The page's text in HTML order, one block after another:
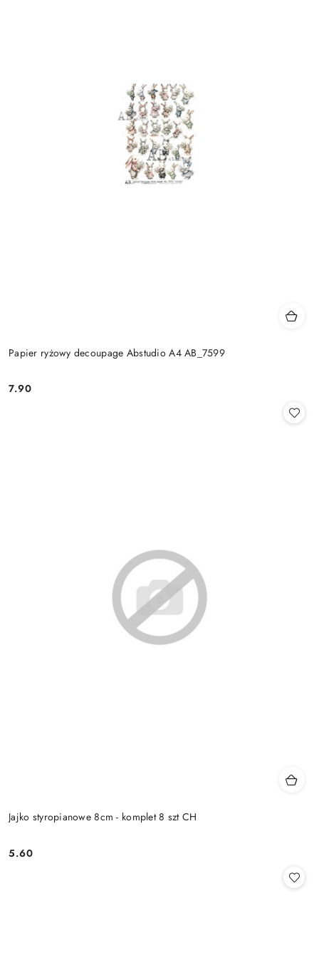
Papier ryżowy decoupage Abstudio A4 AB_7599
Cena:
7.90
Jajko styropianowe 8cm - komplet 8 szt CH
Cena:
5.60